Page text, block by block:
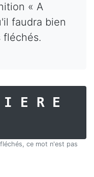
« A
faudra bien
fléchés.
ce mot n'est pas